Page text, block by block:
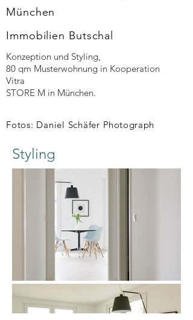
München
Immobilien Butschal
Konzeption und Styling,
80 qm Musterwohnung in Kooperation
Vitra
STORE M in München.
Fotos: Daniel Schäfer Photograph
Styling